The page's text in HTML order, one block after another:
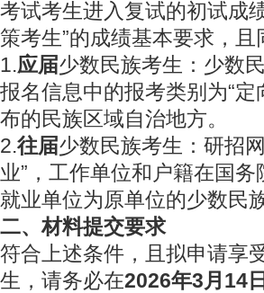
考试考生进入复试的初试成
策考生”的成绩基本要求，
1.应届少数民族考生：少数
报名信息中的报考类别为“
布的民族区域自治地方。
2.往届少数民族考生：研招
业”，工作单位和户籍在国
就业单位为原单位的少数民
二、材料提交要求
符合上述条件，且拟申请享
生，请务必在2026年3月14